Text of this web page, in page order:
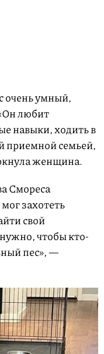
очень умный,
любит
навыки, ходить в
приемной семьей,
женщина.
Смореса
захотеть
свой
чтобы кто-
пес», —